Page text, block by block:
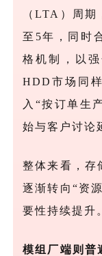
（LTA）周期
至5年，同时
格机制，以
HDD市场同
入“按订单生
始与客户讨论
整体来看，存
逐渐转向“资
要性持续提升
模组厂端则普